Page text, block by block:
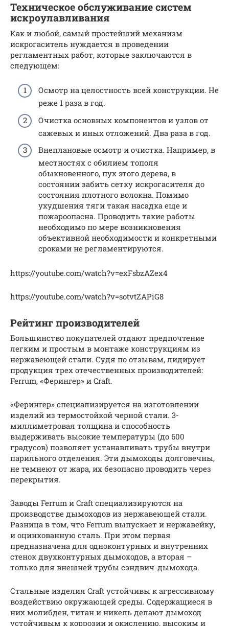
Техническое обслуживание систем
искроулавливания
Как и любой, самый простейший механизм
искрогаситель нуждается в проведении
регламентных работ, которые заключаются в
следующем:
Осмотр на целостность всей конструкции. Не
реже 1 раза в год.
Очистка основных компонентов и узлов от
сажевых и иных отложений. Два раза в год.
Внеплановые осмотр и очистка. Например, в
местностях с обилием тополя
обыкновенного, пух этого дерева, в
состоянии забить сетку искрогасителя до
состояния плотного волокна. Помимо
ухудшения тяги такая насадка еще и
пожароопасна. Проводить такие работы
необходимо по мере возникновения
объективной необходимости и конкретными
сроками не регламентируются.
https://youtube.com/watch?v=exFsbzAZex4
https://youtube.com/watch?v=sotvtZAPiG8
Рейтинг производителей
Большинство покупателей отдают предпочтение
легким и простым в монтаже конструкциям из
нержавеющей стали. Судя по отзывам, лидирует
продукция трех отечественных производителей:
Ferrum, «Ферингер» и Craft.
«Ферингер» специализируется на изготовлении
изделий из термостойкой черной стали. 3-
миллиметровая толщина и способность
выдерживать высокие температуры (до 600
градусов) позволяет устанавливать трубы внутри
парильного отделения. Эти дымоходы долговечны,
не темнеют от жара, их безопасно проводить через
перекрытия.
Заводы Ferrum и Craft специализируются на
производстве дымоходов из нержавеющей стали.
Разница в том, что Ferrum выпускает и нержавейку,
и оцинкованную сталь. При этом первая
предназначена для одноконтурных и внутренних
стенок двухконтурных дымоходов, а вторая –
только для внешней трубы сэндвич-дымохода.
Стальные изделия Craft устойчивы к агрессивному
воздействию окружающей среды. Содержащиеся в
них молибден, титан и никель делают дымоход
устойчивым к коррозии и окислению, высоким и